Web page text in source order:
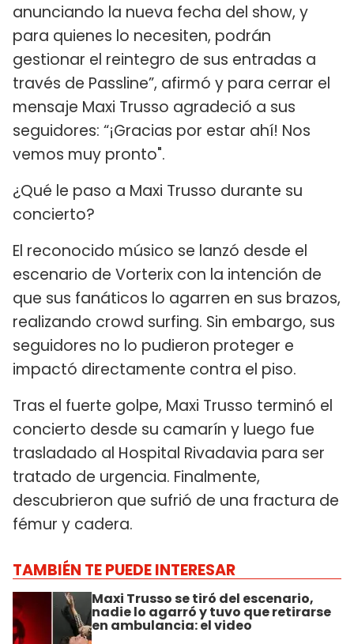
anunciando la nueva fecha del show, y
para quienes lo necesiten, podrán
gestionar el reintegro de sus entradas a
través de Passline”, afirmó y para cerrar el
mensaje Maxi Trusso agradeció a sus
seguidores: “¡Gracias por estar ahí! Nos
vemos muy pronto".
¿Qué le paso a Maxi Trusso durante su
concierto?
El reconocido músico se lanzó desde el
escenario de Vorterix con la intención de
que sus fanáticos lo agarren en sus brazos,
realizando crowd surfing. Sin embargo, sus
seguidores no lo pudieron proteger e
impactó directamente contra el piso.
Tras el fuerte golpe, Maxi Trusso terminó el
concierto desde su camarín y luego fue
trasladado al Hospital Rivadavia para ser
tratado de urgencia. Finalmente,
descubrieron que sufrió de una fractura de
fémur y cadera.
TAMBIÉN TE PUEDE INTERESAR
Maxi Trusso se tiró del escenario,
nadie lo agarró y tuvo que retirarse
en ambulancia: el video